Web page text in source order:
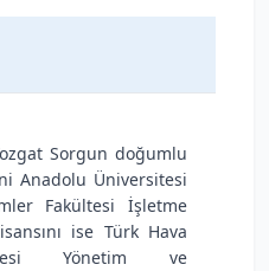
Sorgun doğumlu
Anadolu Üniversitesi
Fakültesi İşletme
ise Türk Hava
Yönetim ve